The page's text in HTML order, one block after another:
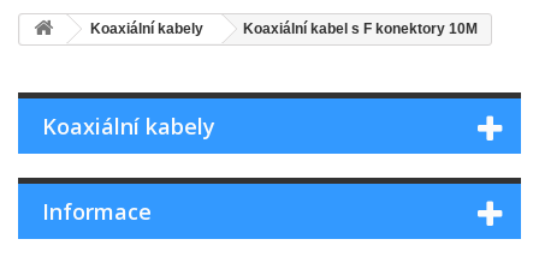
Koaxiální kabely Koaxiální kabel s F konektory 10M
Koaxiální kabely
Informace